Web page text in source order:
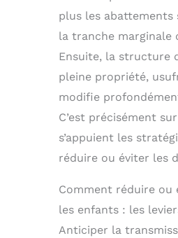
plus les
la tranche marginale
Ensuite, la structure
pleine propriété,
modifie
C’est précisément
s’appuient les
réduire ou éviter les
Comment réduire
les enfants : les
Anticiper la